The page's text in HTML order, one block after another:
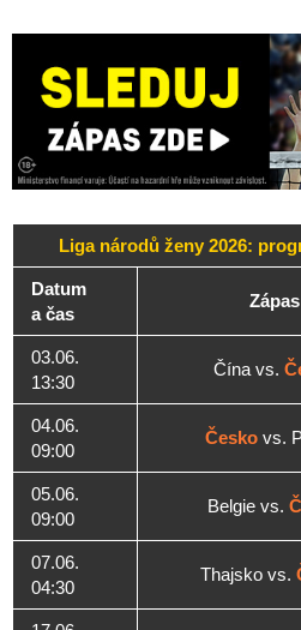
Liga národů ženy 2026:
Datum
a čas
Zápas
03.06.
13:30
Čína vs.
04.06.
09:00
Českovs.
05.06.
09:00
Belgie vs.
07.06.
04:30
Thajsko vs.